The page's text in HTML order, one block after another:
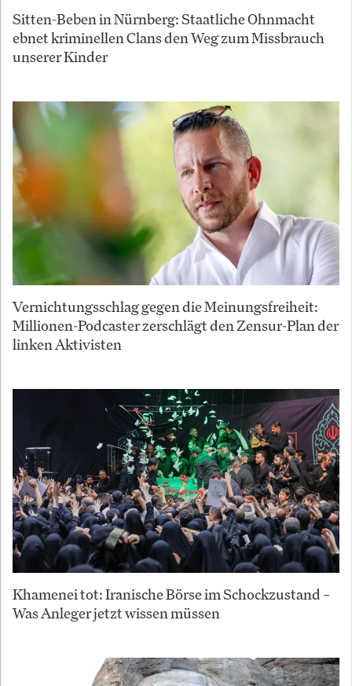
Sitten-Beben in Nürnberg: Staatliche Ohnmacht
ebnet kriminellen Clans den Weg zum Missbrauch
unserer Kinder
Vernichtungsschlag gegen die Meinungsfreiheit:
Millionen-Podcaster zerschlägt den Zensur-Plan der
linken Aktivisten
Khamenei tot: Iranische Börse im Schockzustand –
Was Anleger jetzt wissen müssen